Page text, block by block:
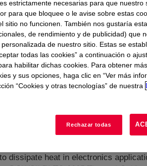
DE MUESTRA OPCIONES DE
dissipate heat in electronics
estrictamente necesarias para que nuestro
para que bloquee o le avise sobre estas
sitio no funcionen. También nos gustaría
de rendimiento y de publicidad) que
de nuestro sitio. Estas se
todas las cookies” a continuación o
habilitar dichas cookies. Para obtener
y sus opciones, haga clic en “Ver más
“Cookies y otras tecnologías” de nuestra
Rechazar todas